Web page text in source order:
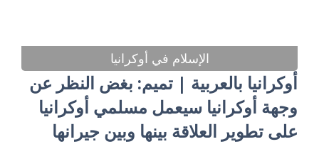
الإسلام في أوكرانيا
أوكرانيا بالعربية | تميم: بغض النظر عن
وجهة أوكرانيا سيعمل مسلمي أوكرانيا
على تطوير العلاقة بينها وبين جيرانها